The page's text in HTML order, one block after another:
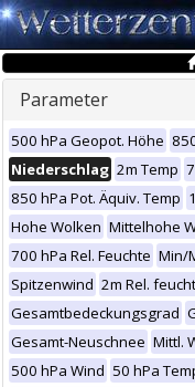
Parameter
500 hPa Geopot. Höhe
Niederschlag 2m Temp
850 hPa Pot. Äquiv. Temp
Hohe Wolken Mittelhohe
700 hPa Rel. Feuchte Min/
Spitzenwind 2m Rel.
Gesamtbedeckungsgrad
Gesamt-Neuschnee Mittl.
500 hPa Wind 50 hPa